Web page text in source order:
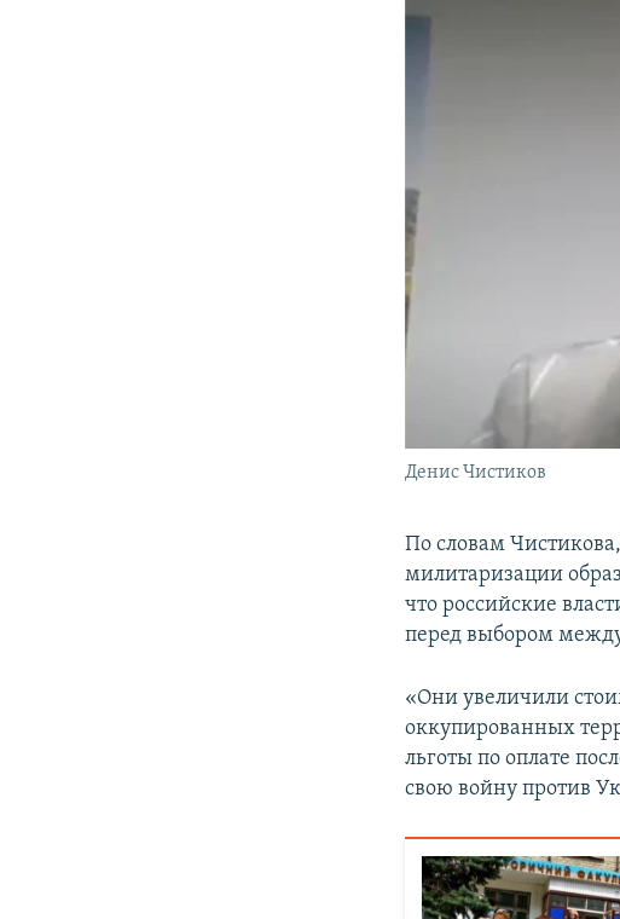
Денис Чистиков
По словам
милитаризации
что российские
перед выбором
«Они увеличили
оккупированных
льготы по оплате
свою войну против